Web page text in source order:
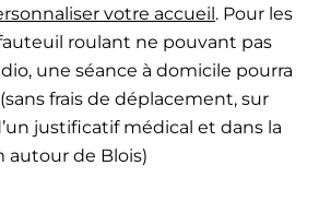
votre accueil. Pour les
roulant ne pouvant pas
une séance à domicile pourra
frais de déplacement, sur
justificatif médical et dans la
autour de Blois)